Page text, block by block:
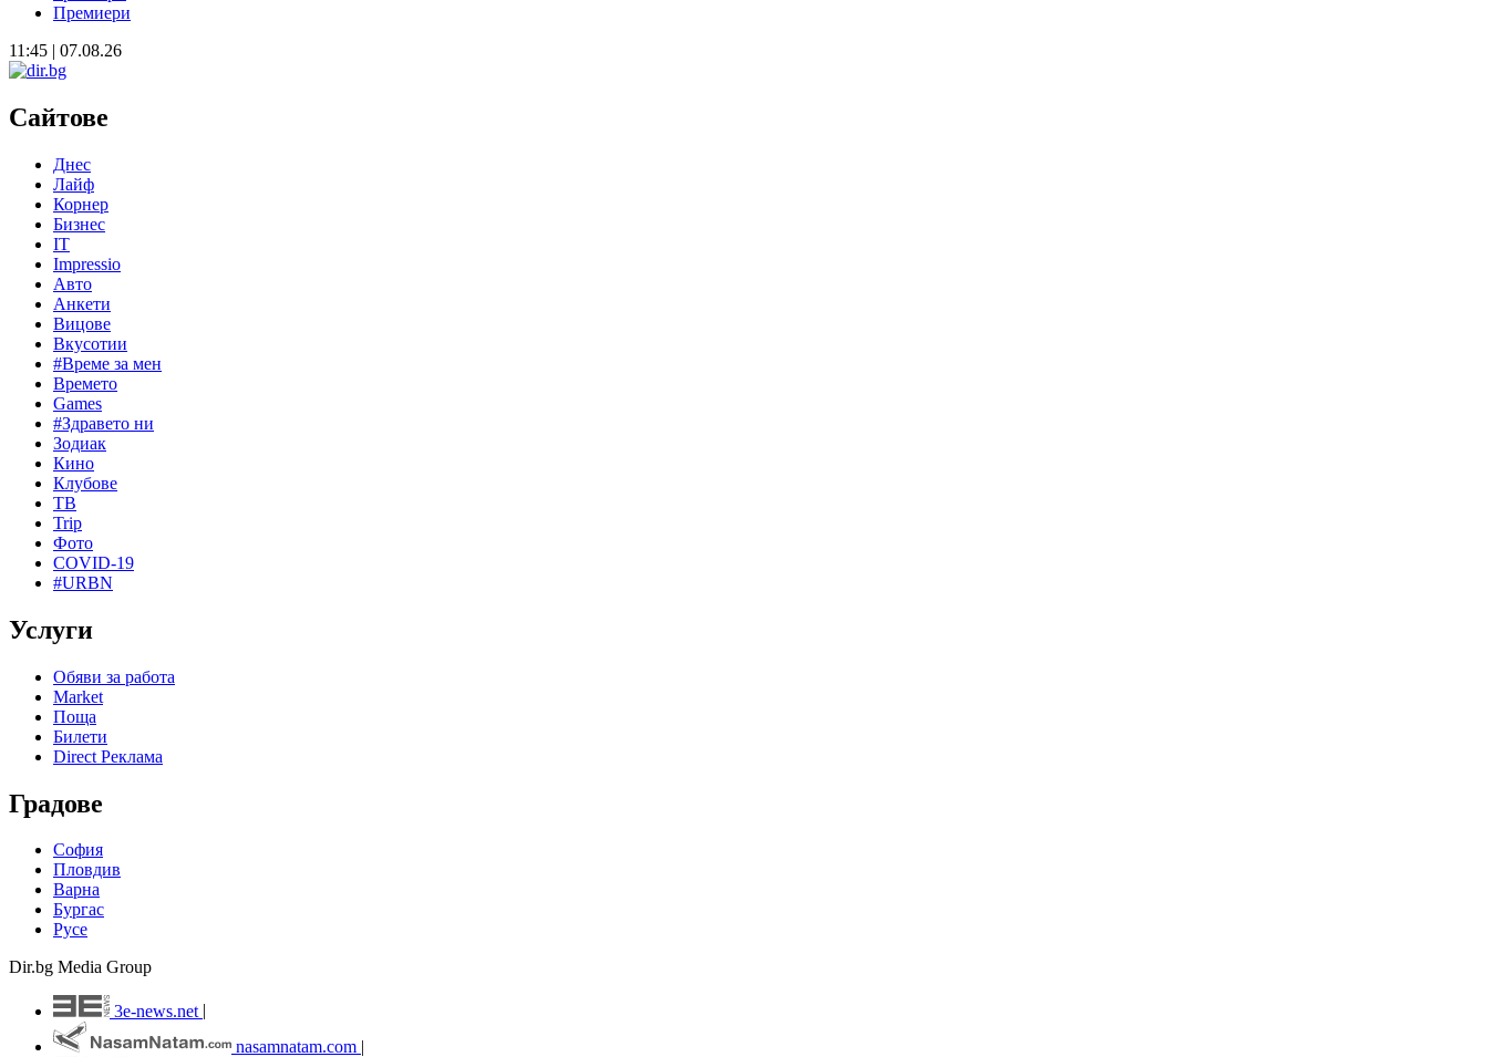
Премиери
11:45 | 07.08.26
Сайтове
Днес
Лайф
Корнер
Бизнес
IT
Impressio
Авто
Анкети
Вицове
Вкусотии
#Време за мен
Времето
Games
#Здравето ни
Зодиак
Кино
Клубове
ТВ
Trip
Фото
COVID-19
#URBN
Услуги
Обяви за работа
Market
Поща
Билети
Direct Реклама
Градове
София
Пловдив
Варна
Бургас
Русе
Dir.bg Media Group
3e-news.net
nasamnatam.com |